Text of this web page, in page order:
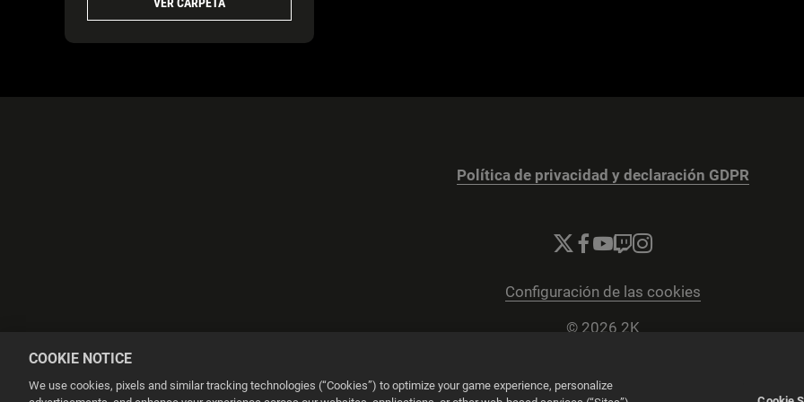
Política de privacidad y declaración GDPR
Configuración de las cookies
© 2026 2K
COOKIE NOTICE
We use cookies, pixels and similar tracking technologies (“Cookies”) to optimize your game experience, personalize